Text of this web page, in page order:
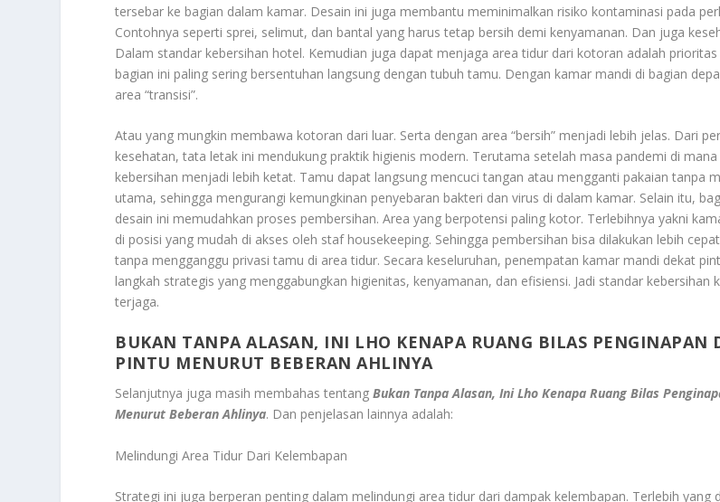
tersebar ke bagian dalam kamar. Desain ini juga membantu meminimalkan risiko kontaminasi pada
Contohnya seperti sprei, selimut, dan bantal yang harus tetap bersih demi kenyamanan. Dan juga
Dalam standar kebersihan hotel. Kemudian juga dapat menjaga area tidur dari kotoran adalah
bagian ini paling sering bersentuhan langsung dengan tubuh tamu. Dengan kamar mandi di bagian
area “transisi”.
Atau yang mungkin membawa kotoran dari luar. Serta dengan area “bersih” menjadi lebih jelas. Dari
kesehatan, tata letak ini mendukung praktik higienis modern. Terutama setelah masa pandemi di
kebersihan menjadi lebih ketat. Tamu dapat langsung mencuci tangan atau mengganti pakaian tanpa
utama, sehingga mengurangi kemungkinan penyebaran bakteri dan virus di dalam kamar. Selain itu,
desain ini memudahkan proses pembersihan. Area yang berpotensi paling kotor. Terlebihnya yakni
di posisi yang mudah di akses oleh staf housekeeping. Sehingga pembersihan bisa dilakukan lebih
tanpa mengganggu privasi tamu di area tidur. Secara keseluruhan, penempatan kamar mandi dekat
langkah strategis yang menggabungkan higienitas, kenyamanan, dan efisiensi. Jadi standar kebersihan
terjaga.
BUKAN TANPA ALASAN, INI LHO KENAPA RUANG BILAS PENGINAPAN
PINTU MENURUT BEBERAN AHLINYA
Selanjutnya juga masih membahas tentangBukan Tanpa Alasan, Ini Lho Kenapa Ruang Bilas
Menurut Beberan Ahlinya. Dan penjelasan lainnya adalah:
Melindungi Area Tidur Dari Kelembapan
Strategi ini juga berperan penting dalam melindungi area tidur dari dampak kelembapan. Terlebih yang